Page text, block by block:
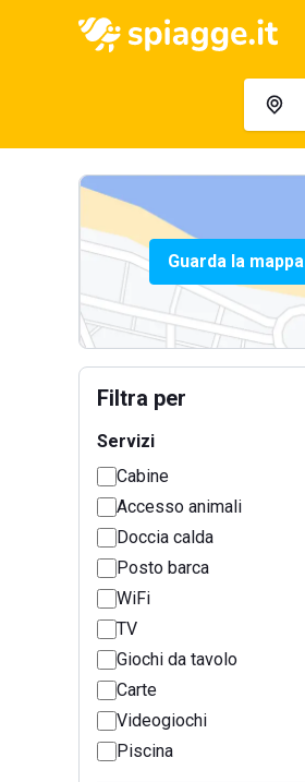
Guarda la mappa
Filtra per
Servizi
Cabine
Accesso animali
Doccia calda
Posto barca
WiFi
TV
Giochi da tavolo
Carte
Videogiochi
Piscina